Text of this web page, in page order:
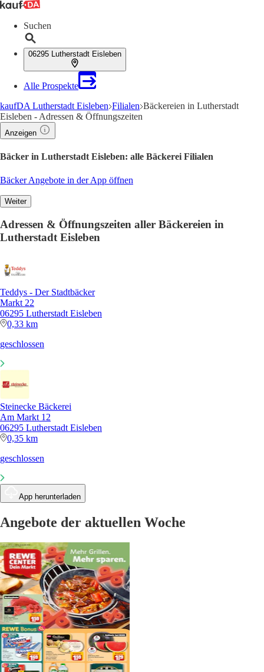
Suchen
06295 Lutherstadt Eisleben
Alle Prospekte
kaufDA Lutherstadt Eisleben Filialen Bäckereien in Lutherstadt
Eisleben - Adressen & Öffnungszeiten
Anzeigen
Bäcker in Lutherstadt Eisleben: alle Bäckerei Filialen
Bäcker Angebote in der App öffnen
Weiter
Adressen & Öffnungszeiten aller Bäckereien in
Lutherstadt Eisleben
Teddys - Der Stadtbäcker
Markt 22
06295 Lutherstadt Eisleben
0,33 km
geschlossen
Steinecke Bäckerei
Am Markt 12
06295 Lutherstadt Eisleben
0,35 km
geschlossen
App herunterladen
Angebote der aktuellen Woche